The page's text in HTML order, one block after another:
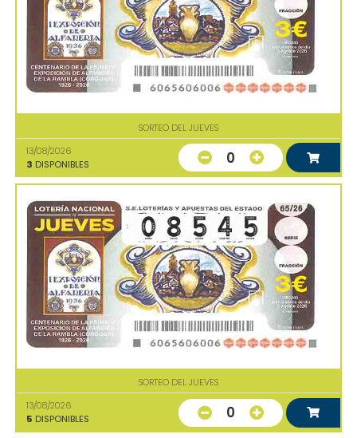
SORTEO DEL JUEVES
13/08/2026
3 DISPONIBLES 0
SORTEO DEL JUEVES
13/08/2026
5 DISPONIBLES 0